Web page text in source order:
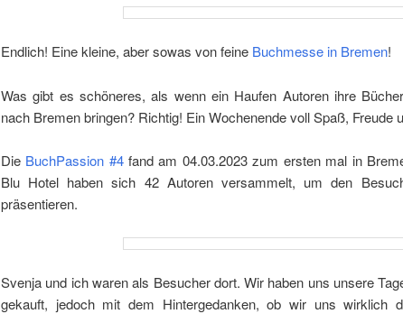
Endlich! Eine kleine, aber sowas von feine Buchmesse in Bremen!
Was gibt es schöneres, als wenn ein Haufen Autoren ihre
nach Bremen bringen? Richtig! Ein Wochenende voll Spaß, Freude
Die BuchPassion #4fand am 04.03.2023 zum ersten mal in
Blu Hotel haben sich 42 Autoren versammelt, um den
präsentieren.
Svenja und ich waren als Besucher dort. Wir haben uns unsere
gekauft, jedoch mit dem Hintergedanken, ob wir uns wirklich